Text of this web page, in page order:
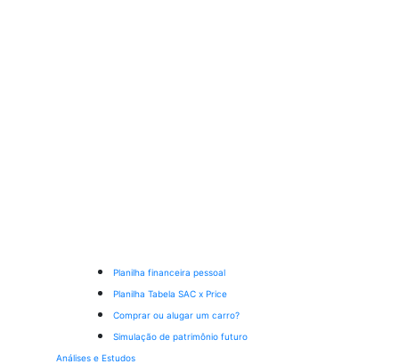
Planilha financeira pessoal
Planilha Tabela SAC x Price
Comprar ou alugar um carro?
Simulação de patrimônio futuro
Análises e Estudos